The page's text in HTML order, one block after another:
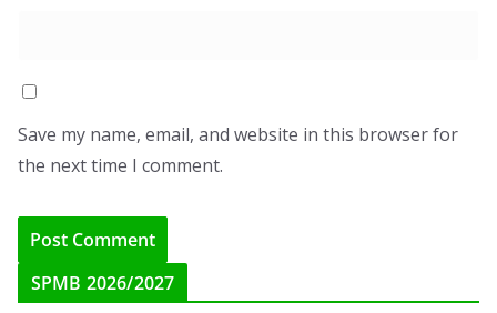
Save my name, email, and website in this browser for
the next time I comment.
SPMB 2026/2027